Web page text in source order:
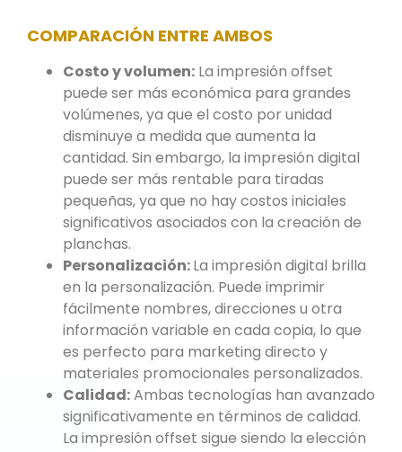
COMPARACIÓN ENTRE AMBOS
Costo y volumen: La impresión offset
puede ser más económica para grandes
volúmenes, ya que el costo por unidad
disminuye a medida que aumenta la
cantidad. Sin embargo, la impresión digital
puede ser más rentable para tiradas
pequeñas, ya que no hay costos iniciales
significativos asociados con la creación de
planchas.
Personalización:La impresión digital brilla
en la personalización. Puede imprimir
fácilmente nombres, direcciones u otra
información variable en cada copia, lo que
es perfecto para marketing directo y
materiales promocionales personalizados.
Calidad:Ambas tecnologías han avanzado
significativamente en términos de calidad.
La impresión offset sigue siendo la elección